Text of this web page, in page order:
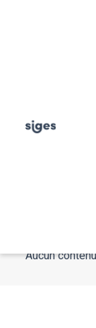
Fil
Accueil
Aucun